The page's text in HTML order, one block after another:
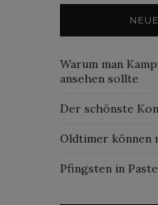
Warum man
ansehen sollte
Der schönste
Oldtimer können
Pfingsten in